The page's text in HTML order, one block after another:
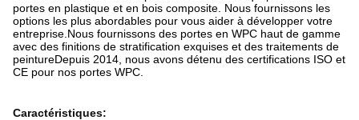
portes en plastique et en bois composite. Nous fournissons les
options les plus abordables pour vous aider à développer votre
entreprise.Nous fournissons des portes en WPC haut de gamme
avec des finitions de stratification exquises et des traitements de
peintureDepuis 2014, nous avons détenu des certifications ISO et
CE pour nos portes WPC.
Caractéristiques: